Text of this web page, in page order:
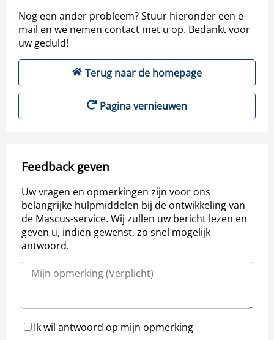
Nog een ander probleem? Stuur hieronder een e-
mail en we nemen contact met u op. Bedankt voor
uw geduld!
Terug naar de homepage
Pagina vernieuwen
Feedback geven
Uw vragen en opmerkingen zijn voor ons
belangrijke hulpmiddelen bij de ontwikkeling van
de Mascus-service. Wij zullen uw bericht lezen en
geven u, indien gewenst, zo snel mogelijk
antwoord.
Ik wil antwoord op mijn opmerking